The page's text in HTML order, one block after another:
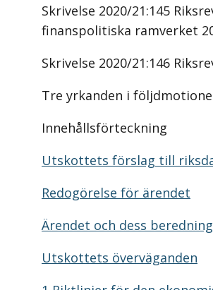
Skrivelse 2020/21:145
finanspolitiska ramverket
Skrivelse 2020/21:146
Tre yrkanden i
Innehållsförteckning
Utskottets förslag till
Redogörelse för ärendet
Ärendet och dess beredning
Utskottets överväganden